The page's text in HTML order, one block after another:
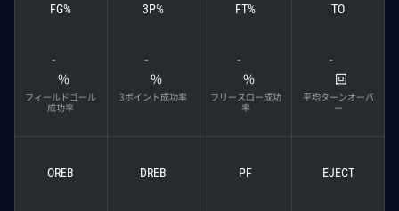
FG%
-
%
フィールドゴール
成功率
3P%
-
%
3ポイント成功率
FT%
-
%
フリースロー成功
率
TO
-
回
平均ターンオーバ
ー
OREB DREB PF EJECT